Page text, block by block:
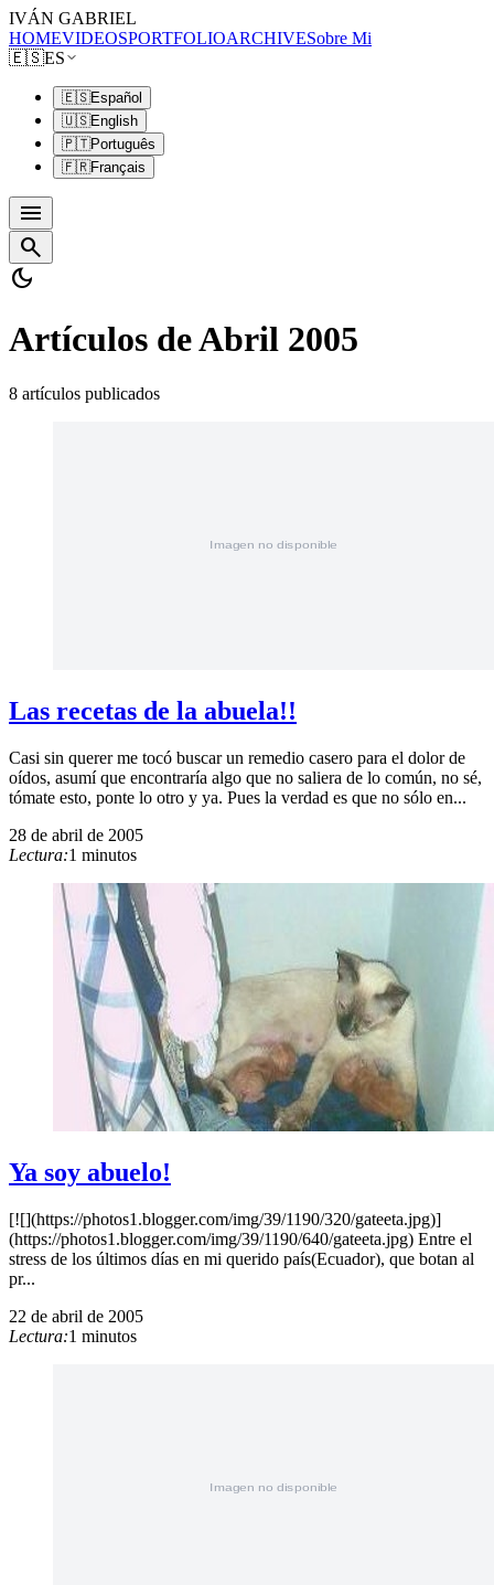
IVÁN GABRIEL
HOMEVIDEOSPORTFOLIOARCHIVESobre Mi
🇪🇸ES
🇪🇸Español
🇺🇸English
🇵🇹Português
🇫🇷Français
menu
search
dark_mode
Artículos de Abril 2005
8 artículos publicados
Las recetas de la abuela!!
Casi sin querer me tocó buscar un remedio casero para el dolor de
oídos, asumí que encontraría algo que no saliera de lo común, no sé,
tómate esto, ponte lo otro y ya. Pues la verdad es que no sólo en...
28 de abril de 2005
Lectura:1 minutos
Ya soy abuelo!
[![](https://photos1.blogger.com/img/39/1190/320/gateeta.jpg)]
(https://photos1.blogger.com/img/39/1190/640/gateeta.jpg) Entre el
stress de los últimos días en mi querido país(Ecuador), que botan al
pr...
22 de abril de 2005
Lectura:1 minutos